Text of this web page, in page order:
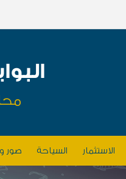
الاستثمار السياحة صور